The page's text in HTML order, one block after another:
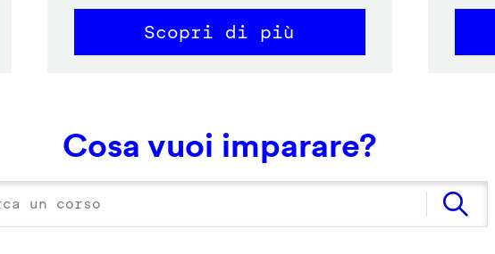
Scopri di più
Cosa vuoi imparare?